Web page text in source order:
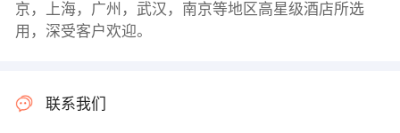
京，上海，广州，武汉，南京等地区高星级酒店所选
用，深受客户欢迎。
联系我们